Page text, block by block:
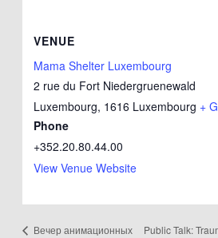
VENUE
Mama Shelter Luxembourg
2 rue du Fort Niedergruenewald
Luxembourg, 1616 Luxembourg +
Phone
+352.20.80.44.00
View Venue Website
Вечер анимационных
Public Talk: